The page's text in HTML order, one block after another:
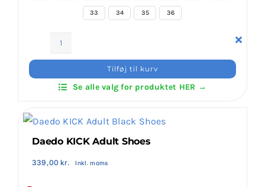
Invictus Brands
Klubaftalesider – Find din klub
Brodering / Tryk
FAQ’s
Kontakt Invictus Fightwear
33 34 35 36
Kids
Shoes
Tilføj til kurv
Se alle valg for produktet HER →
Daedo KICK Adult Shoes
339,00kr. Inkl. moms